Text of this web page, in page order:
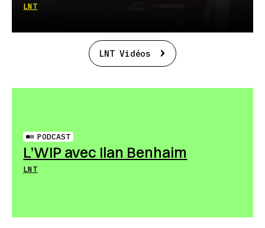
LNT
LNT Vidéos
PODCAST
L’WIP avec Ilan Benhaim
LNT